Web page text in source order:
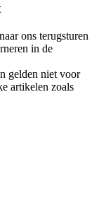
ons terugsturen
in de
gelden niet voor
artikelen zoals